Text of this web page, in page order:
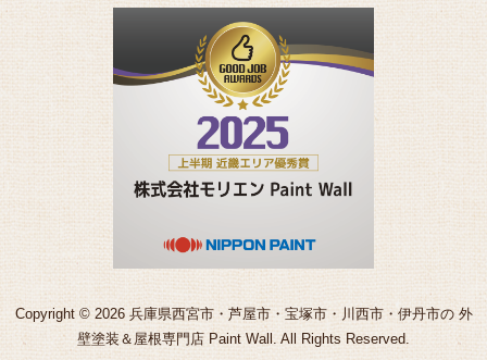
Copyright © 2026 兵庫県西宮市・芦屋市・宝塚市・川西市・伊丹市の 外
壁塗装＆屋根専門店 Paint Wall. All Rights Reserved.